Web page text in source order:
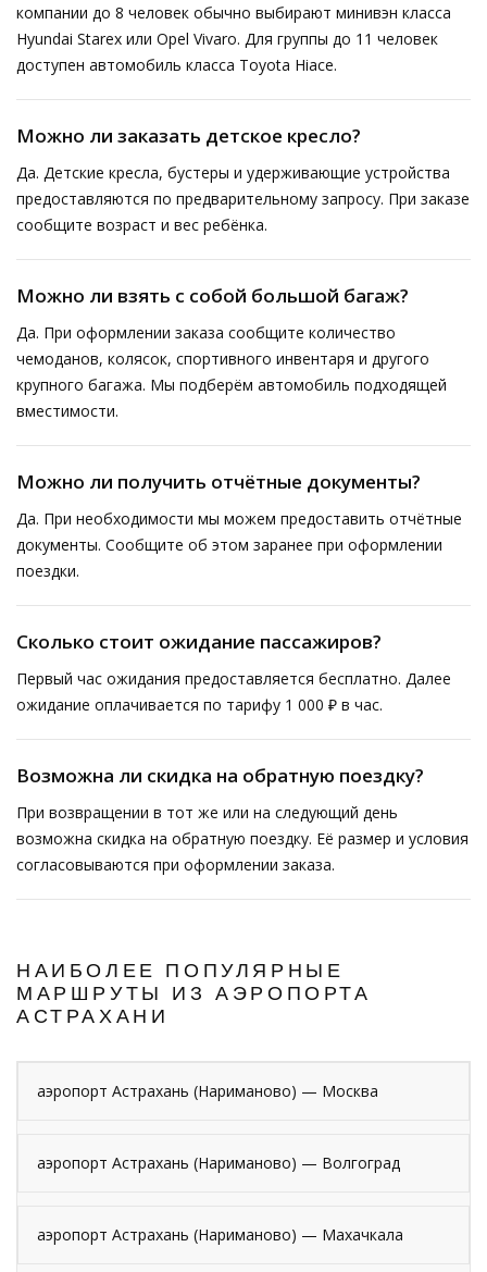
компании до 8 человек обычно выбирают минивэн класса
Hyundai Starex или Opel Vivaro. Для группы до 11 человек
доступен автомобиль класса Toyota Hiace.
Можно ли заказать детское кресло?
Да. Детские кресла, бустеры и удерживающие устройства
предоставляются по предварительному запросу. При заказе
сообщите возраст и вес ребёнка.
Можно ли взять с собой большой багаж?
Да. При оформлении заказа сообщите количество
чемоданов, колясок, спортивного инвентаря и другого
крупного багажа. Мы подберём автомобиль подходящей
вместимости.
Можно ли получить отчётные документы?
Да. При необходимости мы можем предоставить отчётные
документы. Сообщите об этом заранее при оформлении
поездки.
Сколько стоит ожидание пассажиров?
Первый час ожидания предоставляется бесплатно. Далее
ожидание оплачивается по тарифу 1 000 ₽ в час.
Возможна ли скидка на обратную поездку?
При возвращении в тот же или на следующий день
возможна скидка на обратную поездку. Её размер и условия
согласовываются при оформлении заказа.
НАИБОЛЕЕ ПОПУЛЯРНЫЕ
МАРШРУТЫ ИЗ АЭРОПОРТА
АСТРАХАНИ
аэропорт Астрахань (Нариманово) — Москва
аэропорт Астрахань (Нариманово) — Волгоград
аэропорт Астрахань (Нариманово) — Махачкала